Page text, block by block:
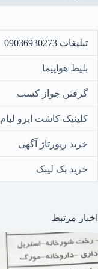
تبلیغات 09036930273
بلیط هواپیما
گرفتن جواز کسب
کلینیک کاشت ابرو لیام
خرید رپورتاژ آگهی
خرید بک لینک
اخبار مرتبط